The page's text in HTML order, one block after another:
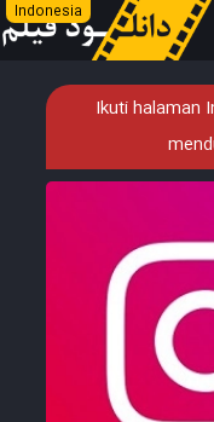
Indonesia
Ikuti halaman